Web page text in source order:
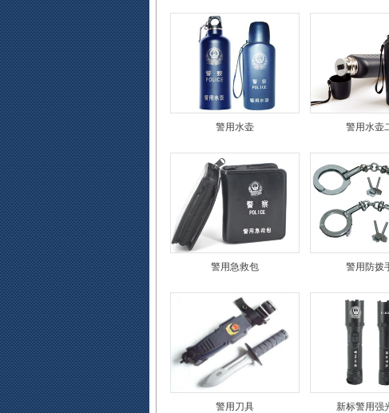
警用水壶 警用水壶
警用急救包 警用防拨
警用刀具 新标警用强